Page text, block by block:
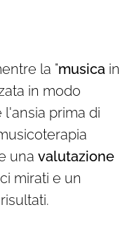
la "musica in
in modo
prima di
una valutazione
mirati e un